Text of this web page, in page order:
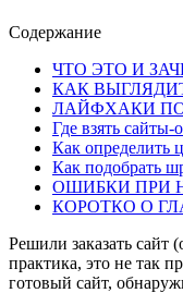
Содержание
ЧТО ЭТО И
КАК
ЛАЙФХАКИ
Где взять сайты-
Как определить
Как подобрать
ОШИБКИ ПРИ
КОРОТКО О
Решили заказать сайт
практика, это не так
готовый сайт,